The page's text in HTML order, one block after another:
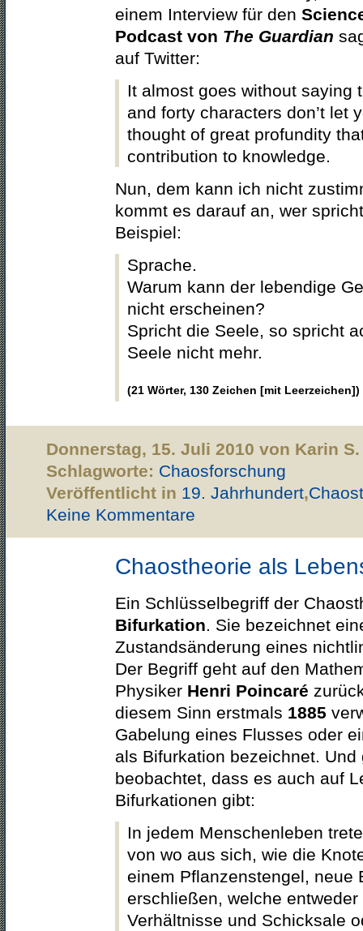
einem Interview für den
Podcast von The Guardian
auf Twitter:
It almost goes without saying
and forty characters don’t let
thought of great profundity
contribution to knowledge.
Nun, dem kann ich nicht
kommt es darauf an, wer
Beispiel:
Sprache.
Warum kann der lebendige
nicht erscheinen?
Spricht die Seele, so spricht
Seele nicht mehr.
(21 Wörter, 130 Zeichen [mit Leerzeichen])
Donnerstag, 15. Juli 2010 von Karin
Schlagworte: Chaosforschung
Veröffentlicht in 19. Jahrhundert,
Keine Kommentare
Chaostheorie als
Ein Schlüsselbegriff der
Bifurkation. Sie bezeichnet
Zustandsänderung eines
Der Begriff geht auf den
Physiker Henri Poincaré
diesem Sinn erstmals 1885
Gabelung eines Flusses oder
als Bifurkation bezeichnet.
beobachtet, dass es auch auf
Bifurkationen gibt:
In jedem Menschenleben
von wo aus sich, wie die
einem Pflanzenstengel, neue
erschließen, welche
Verhältnisse und Schicksale